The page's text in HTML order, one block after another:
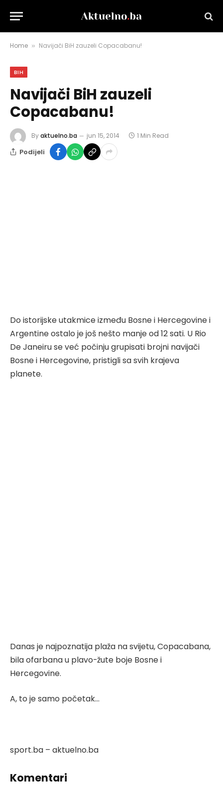
Home » Navijači BiH zauzeli Copacabanu!
BIH
Navijači BiH zauzeli
Copacabanu!
Byaktuelno.ba jun 15, 2014 1 Min Read
Podijeli
Do istorijske utakmice između Bosne i Hercegovine i
Argentine ostalo je još nešto manje od 12 sati. U Rio
De Janeiru se već počinju grupisati brojni navijači
Bosne i Hercegovine, pristigli sa svih krajeva
planete.
Danas je najpoznatija plaža na svijetu, Copacabana,
bila ofarbana u plavo-žute boje Bosne i
Hercegovine.
A, to je samo početak…
sport.ba – aktuelno.ba
Komentari